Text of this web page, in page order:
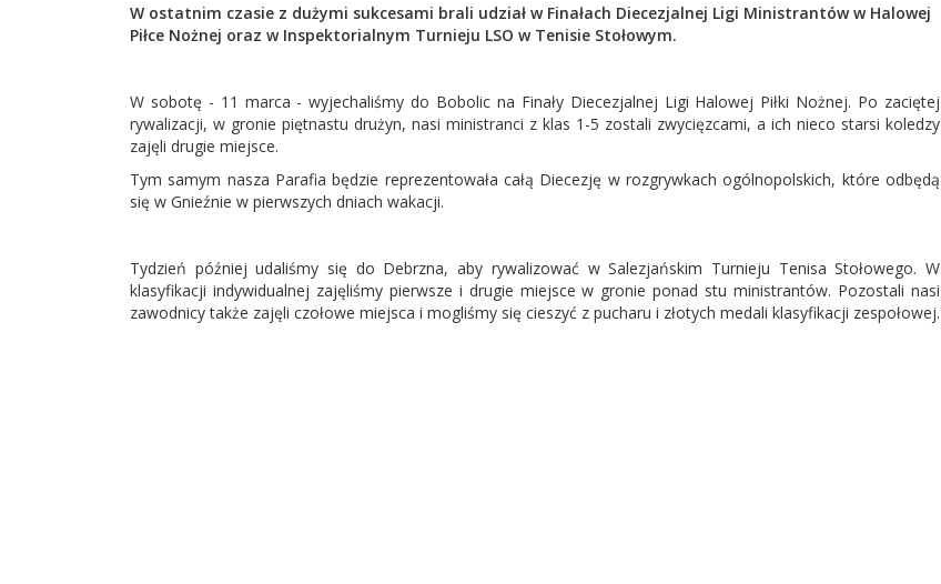
W ostatnim czasie z dużymi sukcesami brali udział w Finałach Diecezjalnej Ligi Ministrantów w Halowej
Piłce Nożnej oraz w Inspektorialnym Turnieju LSO w Tenisie Stołowym.
W sobotę - 11 marca - wyjechaliśmy do Bobolic na Finały Diecezjalnej Ligi Halowej Piłki Nożnej. Po zaciętej
rywalizacji, w gronie piętnastu drużyn, nasi ministranci z klas 1-5 zostali zwycięzcami, a ich nieco starsi koledzy
zajęli drugie miejsce.
Tym samym nasza Parafia będzie reprezentowała całą Diecezję w rozgrywkach ogólnopolskich, które odbędą
się w Gnieźnie w pierwszych dniach wakacji.
Tydzień później udaliśmy się do Debrzna, aby rywalizować w Salezjańskim Turnieju Tenisa Stołowego. W
klasyfikacji indywidualnej zajęliśmy pierwsze i drugie miejsce w gronie ponad stu ministrantów. Pozostali nasi
zawodnicy także zajęli czołowe miejsca i mogliśmy się cieszyć z pucharu i złotych medali klasyfikacji zespołowej.